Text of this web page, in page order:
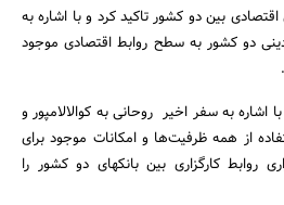
بین دو کشور تاکید کرد و با اشاره به
دو کشور به سطح روابط اقتصادی موجود
اشاره به سفر اخیر روحانی به کوالالامپور و
از همه ظرفیت‌ها و امکانات موجود برای
روابط کارگزاری بین بانکهای دو کشور را